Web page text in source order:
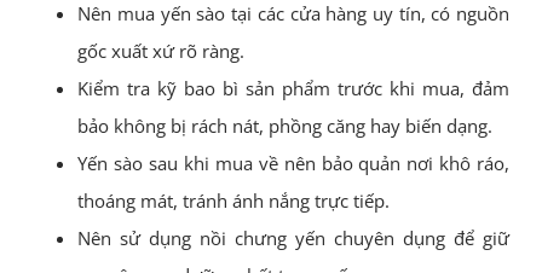
Nên mua yến sào tại các cửa hàng uy tín, có nguồn
gốc xuất xứ rõ ràng.
Kiểm tra kỹ bao bì sản phẩm trước khi mua, đảm
bảo không bị rách nát, phồng căng hay biến dạng.
Yến sào sau khi mua về nên bảo quản nơi khô ráo,
thoáng mát, tránh ánh nắng trực tiếp.
Nên sử dụng nồi chưng yến chuyên dụng để giữ